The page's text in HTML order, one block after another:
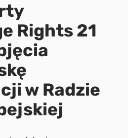
Rights 21
w Radzie